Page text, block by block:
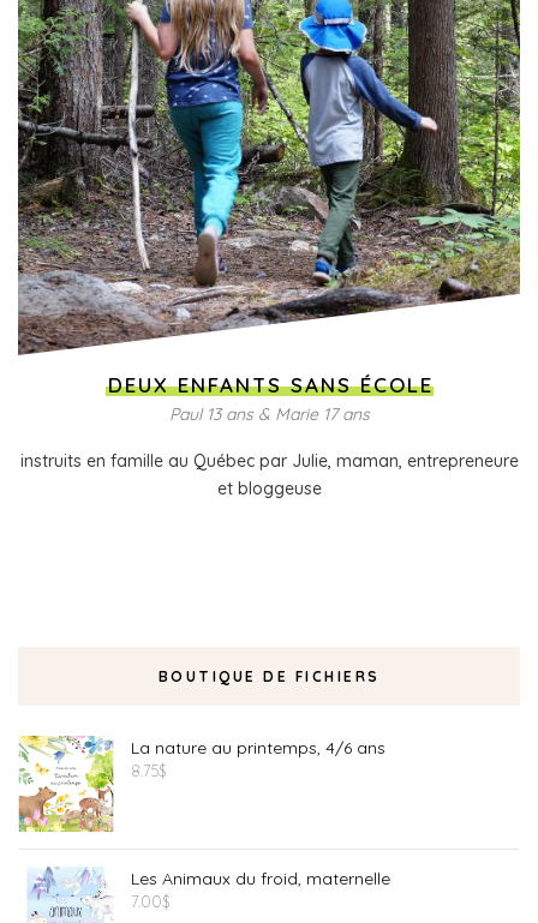
DEUX ENFANTS SANS ÉCOLE
Paul 13 ans & Marie 17 ans
instruits en famille au Québec par Julie, maman, entrepreneure
et bloggeuse
BOUTIQUE DE FICHIERS
La nature au printemps, 4/6 ans
8.75$
Les Animaux du froid, maternelle
7.00$